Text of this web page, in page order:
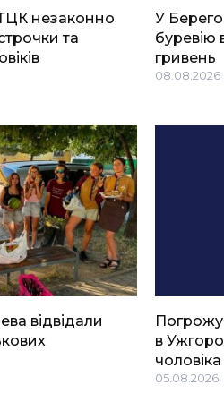
незаконно
та
У
буревію
гривень
08.08.2026
відвідали
в
чоловіка
05.08.2026